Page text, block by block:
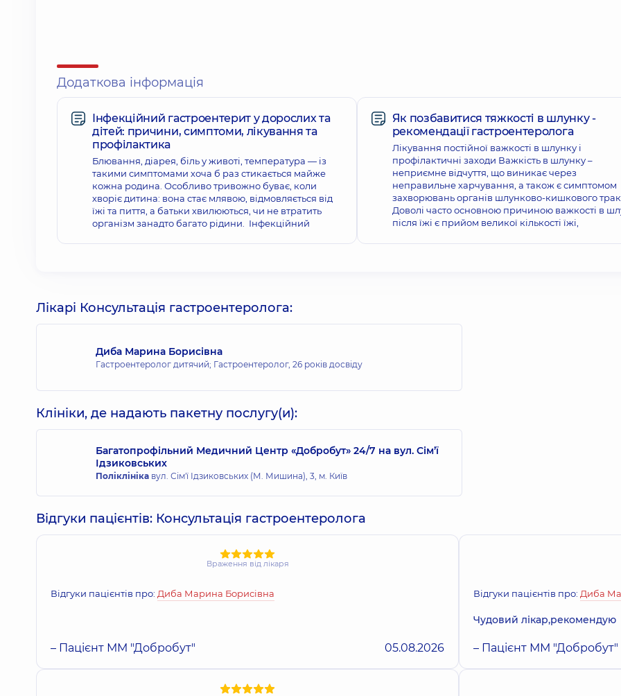
Додаткова інформація
Інфекційний гастроентерит у дорослих та
дітей: причини, симптоми, лікування та
профілактика
Блювання, діарея, біль у животі, температура — із
такими симптомами хоча б раз стикається майже
кожна родина. Особливо тривожно буває, коли
хворіє дитина: вона стає млявою, відмовляється від
їжі та пиття, а батьки хвилюються, чи не втратить
організм занадто багато рідини. Інфекційний
Як позбавитися тяжкості в шлунку -
рекомендації гастроентеролога
Лікування постійної важкості в шлунку і
профілактичні заходи Важкість в шлунку –
неприємне відчуття, що виникає через
неправильне харчування, а також є симптомом
захворювань органів шлунково-кишкового
Доволі часто основною причиною важкості в
після їжі є прийом великої кількості їжі,
Лікарі Консультація гастроентеролога:
Диба Марина Борисівна
Гастроентеролог дитячий; Гастроентеролог, 26 років досвіду
Клініки, де надають пакетну послугу(и):
Багатопрофільний Медичний Центр «Добробут» 24/7 на вул. Сім’ї
Ідзиковських
Поліклініка вул. Сім'ї Ідзиковських (М. Мишина), 3, м. Київ
Відгуки пацієнтів: Консультація гастроентеролога
Враження від лікаря
Відгуки пацієнтів про: Диба Марина Борисівна
– Пацієнт ММ "Добробут" 05.08.2026
Відгуки пацієнтів про: Диба
Чудовий лікар,рекомендую
– Пацієнт ММ "Добробут"